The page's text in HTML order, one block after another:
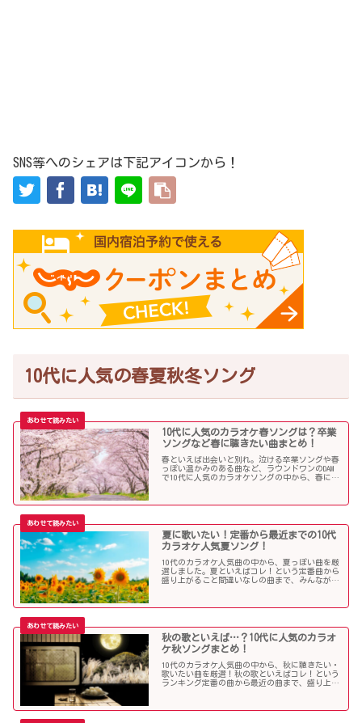
SNS等へのシェアは下記アイコンから！
10代に人気の春夏秋冬ソング
10代に人気のカラオケ春ソングは？卒業
ソングなど春に聴きたい曲まとめ！
春といえば出会いと別れ。泣ける卒業ソングや春
っぽい温かみのある曲など、ラウンドワンのDAM
で10代に人気のカラオケソングの中から、春に聴
夏に歌いたい！定番から最近までの10代
カラオケ人気夏ソング！
10代のカラオケ人気曲の中から、夏っぽい曲を厳
選しました。夏といえばコレ！という定番曲から
盛り上がること間違いなしの曲まで、みんなが選
秋の歌といえば…？10代に人気のカラオ
ケ秋ソングまとめ！
10代のカラオケ人気曲の中から、秋に聴きたい・
歌いたい曲を厳選！秋の歌といえばコレ！という
ランキング定番の曲から最近の曲まで、盛り上が